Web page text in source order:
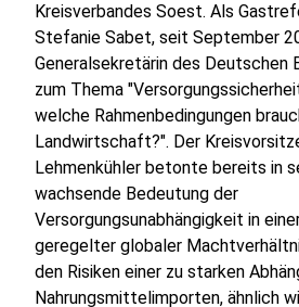
Kreisverbandes Soest. Als
Stefanie Sabet, seit September
Generalsekretärin des Deutschen
zum Thema
welche Rahmenbedingungen
Landwirtschaft?". Der
Lehmenkühler betonte bereits in
wachsende Bedeutung der
Versorgungsunabhängigkeit in
geregelter globaler
den Risiken einer zu starken
Nahrungsmittelimporten, ähnlich